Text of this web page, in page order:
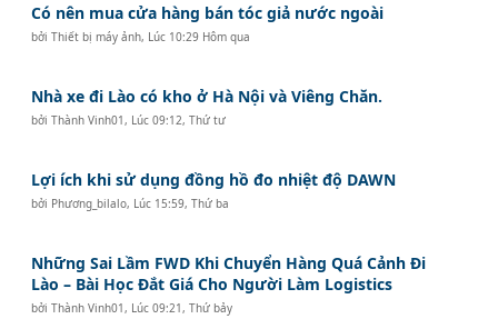
Có nên mua cửa hàng bán tóc giả nước ngoài
bởiThiết bị máy ảnh, Lúc 10:29 Hôm qua
Nhà xe đi Lào có kho ở Hà Nội và Viêng Chăn.
bởiThành Vinh01 , Lúc 09:12, Thứ tư
Lợi ích khi sử dụng đồng hồ đo nhiệt độ DAWN
bởi Phương_bilalo, Lúc 15:59, Thứ ba
Những Sai Lầm FWD Khi Chuyển Hàng Quá Cảnh Đi
Lào – Bài Học Đắt Giá Cho Người Làm Logistics
bởiThành Vinh01 , Lúc 09:21, Thứ bảy